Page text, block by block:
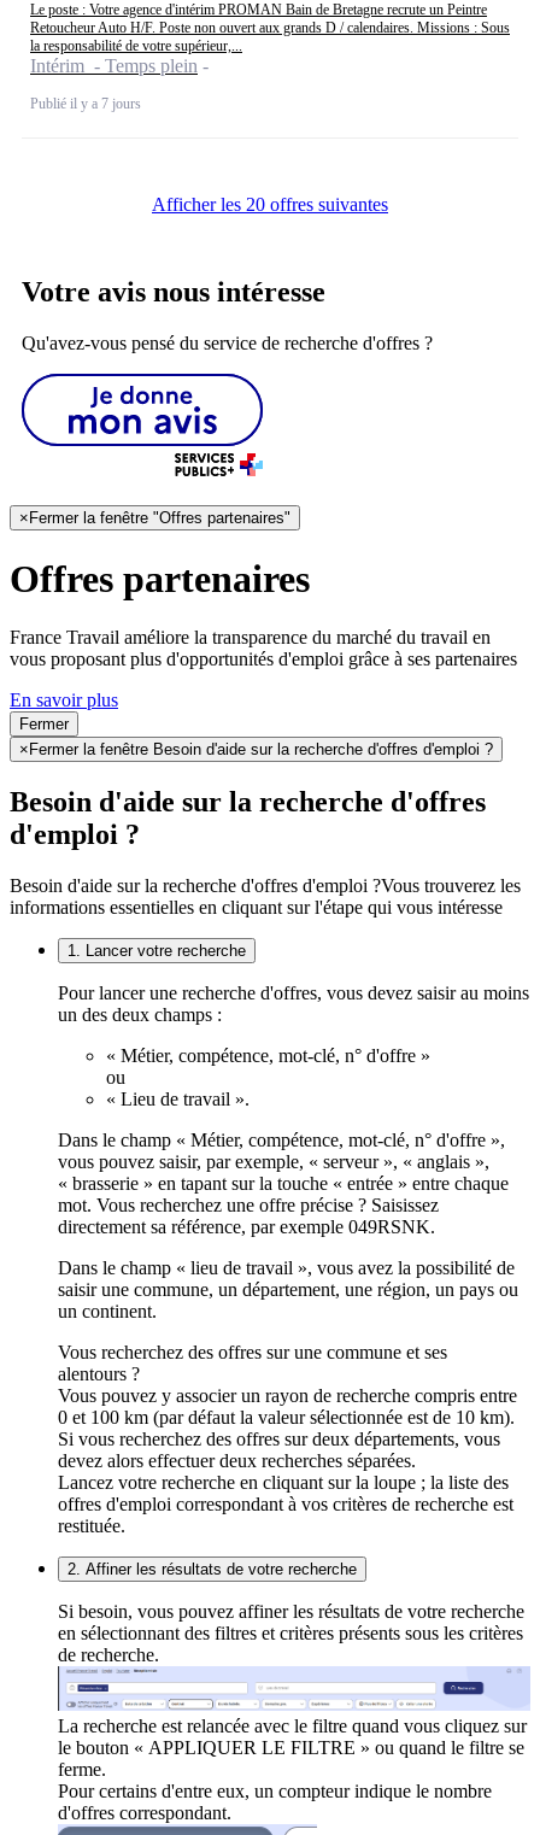
Le poste : Votre agence d'intérim PROMAN Bain de Bretagne recrute un Peintre
Retoucheur Auto H/F. Poste non ouvert aux grands D / calendaires. Missions : Sous
la responsabilité de votre supérieur,...
Intérim - Temps plein
Publié il y a 7 jours
Afficher les 20 offres suivantes
Votre avis nous intéresse
Qu'avez-vous pensé du service de recherche d'offres ?
× Fermer la fenêtre "Offres partenaires"
Offres partenaires
France Travail améliore la transparence du marché du travail en
vous proposant plus d'opportunités d'emploi grâce à ses partenaires
En savoir plus
Fermer
× Fermer la fenêtre Besoin d'aide sur la recherche d'offres d'emploi ?
Besoin d'aide sur la recherche d'offres
d'emploi ?
Besoin d'aide sur la recherche d'offres d'emploi ?Vous trouverez les
informations essentielles en cliquant sur l'étape qui vous intéresse
1. Lancer votre recherche
Pour lancer une recherche d'offres, vous devez saisir au moins
un des deux champs :
« Métier, compétence, mot-clé, n° d'offre »
ou
« Lieu de travail ».
Dans le champ « Métier, compétence, mot-clé, n° d'offre »,
vous pouvez saisir, par exemple, « serveur », « anglais »,
« brasserie » en tapant sur la touche « entrée » entre chaque
mot. Vous recherchez une offre précise ? Saisissez
directement sa référence, par exemple 049RSNK.
Dans le champ « lieu de travail », vous avez la possibilité de
saisir une commune, un département, une région, un pays ou
un continent.
Vous recherchez des offres sur une commune et ses
alentours ?
Vous pouvez y associer un rayon de recherche compris entre
0 et 100 km (par défaut la valeur sélectionnée est de 10 km).
Si vous recherchez des offres sur deux départements, vous
devez alors effectuer deux recherches séparées.
Lancez votre recherche en cliquant sur la loupe ; la liste des
offres d'emploi correspondant à vos critères de recherche est
restituée.
2. Affiner les résultats de votre recherche
Si besoin, vous pouvez affiner les résultats de votre recherche
en sélectionnant des filtres et critères présents sous les critères
de recherche.
La recherche est relancée avec le filtre quand vous cliquez sur
le bouton « APPLIQUER LE FILTRE » ou quand le filtre se
ferme.
Pour certains d'entre eux, un compteur indique le nombre
d'offres correspondant.